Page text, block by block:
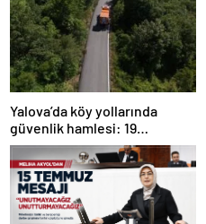
Yalova’da köy yollarında
güvenlik hamlesi: 19
kilometrelik çalışma hedefi